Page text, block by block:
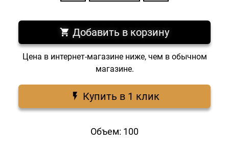
Добавить в корзину
Цена в интернет-магазине ниже, чем в обычном
магазине.
Купить в 1 клик
Объем: 100